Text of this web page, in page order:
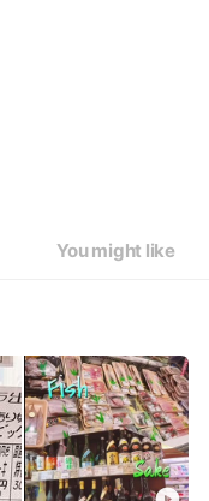
You might like